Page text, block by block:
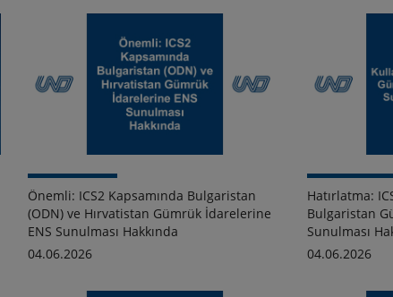
Önemli: ICS2 Kapsamında Bulgaristan
(ODN) ve Hırvatistan Gümrük İdarelerine
ENS Sunulması Hakkında
04.06.2026
Hatırlatma:
Bulgaristan
Sunulması
04.06.2026